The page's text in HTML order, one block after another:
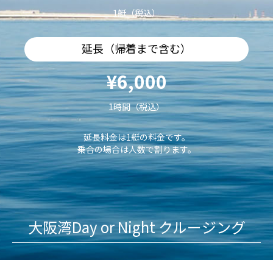
1艇（税込）
延長（帰着まで含む）
¥6,000
1時間（税込）
延長料金は1艇の料金です。
乗合の場合は人数で割ります。
大阪湾Day or Night クルージング